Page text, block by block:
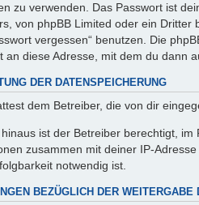
zu verwenden. Das Passwort ist
von phpBB Limited oder ein
vergessen“ benutzen. Die
an diese Adresse, mit dem du dann
DER DATENSPEICHERUNG
dem Betreiber, die von dir
ist der Betreiber berechtigt,
zusammen mit deiner IP-
notwendig ist.
BEZÜGLICH DER WEITERGABE